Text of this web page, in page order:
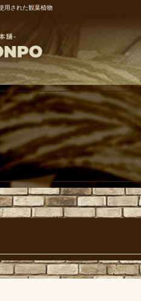
用された観葉植物